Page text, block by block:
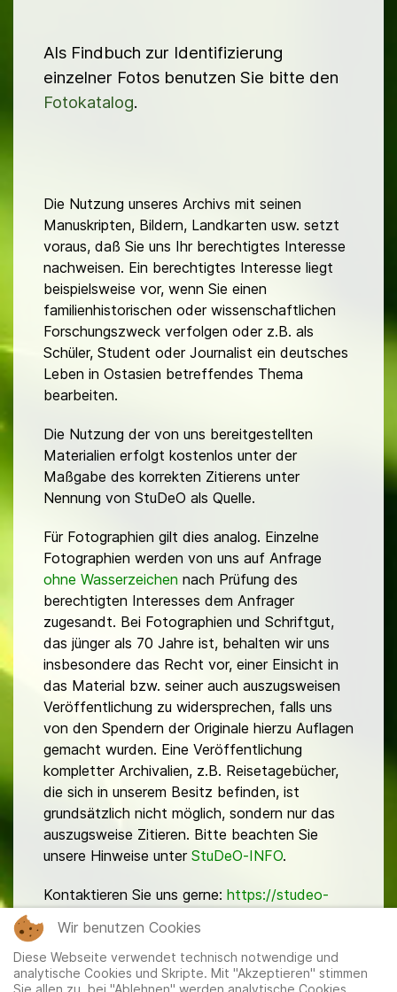
Als Findbuch zur Identifizierung
einzelner Fotos benutzen Sie bitte den
Fotokatalog.
Die Nutzung unseres Archivs mit seinen
Manuskripten, Bildern, Landkarten usw. setzt
voraus, daß Sie uns Ihr berechtigtes Interesse
nachweisen. Ein berechtigtes Interesse liegt
beispielsweise vor, wenn Sie einen
familienhistorischen oder wissenschaftlichen
Forschungszweck verfolgen oder z.B. als
Schüler, Student oder Journalist ein deutsches
Leben in Ostasien betreffendes Thema
bearbeiten.
Die Nutzung der von uns bereitgestellten
Materialien erfolgt kostenlos unter der
Maßgabe des korrekten Zitierens unter
Nennung von StuDeO als Quelle.
Für Fotographien gilt dies analog. Einzelne
Fotographien werden von uns auf Anfrage
ohne Wasserzeichen nach Prüfung des
berechtigten Interesses dem Anfrager
zugesandt. Bei Fotographien und Schriftgut,
das jünger als 70 Jahre ist, behalten wir uns
insbesondere das Recht vor, einer Einsicht in
das Material bzw. seiner auch auszugsweisen
Veröffentlichung zu widersprechen, falls uns
von den Spendern der Originale hierzu Auflagen
gemacht wurden. Eine Veröffentlichung
kompletter Archivalien, z.B. Reisetagebücher,
die sich in unserem Besitz befinden, ist
grundsätzlich nicht möglich, sondern nur das
auszugsweise Zitieren. Bitte beachten Sie
unsere Hinweise unter StuDeO-INFO.
Kontaktieren Sie uns gerne: https://studeo-
Wir benutzen Cookies
Diese Webseite verwendet technisch notwendige und
analytische Cookies und Skripte. Mit "Akzeptieren" stimmen
Sie allen zu, bei "Ablehnen" werden analytische Cookies